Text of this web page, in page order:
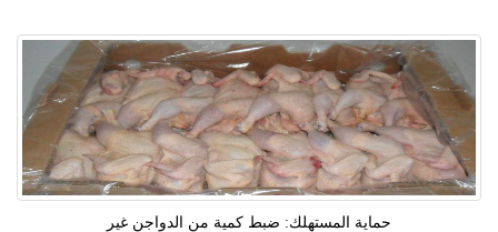
حماية المستهلك: ضبط كمية من الدواجن غير